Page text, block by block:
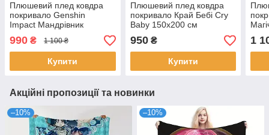
Плюшевий плед ковдра
покривало Genshin
Impact Мандрівник
Wanderer Геншин Імпакт
990 ₴ 1 100 ₴
Купити
Плюшевий плед ковдра
покривало Край Бебі Cry
Baby 150х200 см
950₴
Купити
1
Акційні пропозиції та новинки
–10% –10%